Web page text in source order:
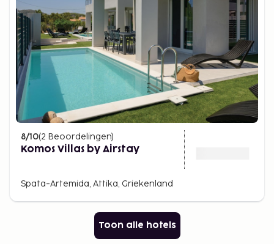
8/10(2 Beoordelingen)
Komos Villas by Airstay
Spata-Artemida, Attika, Griekenland
Toon alle hotels